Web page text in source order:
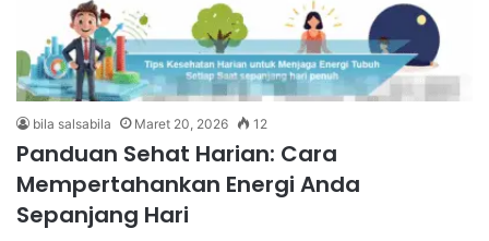
bila salsabila Maret 20, 2026 12
Panduan Sehat Harian: Cara
Mempertahankan Energi Anda
Sepanjang Hari